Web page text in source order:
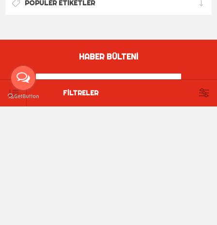
FILTRELER
POPÜLER ETIKETLER
HABER BÜLTENI
ABONE OLUN